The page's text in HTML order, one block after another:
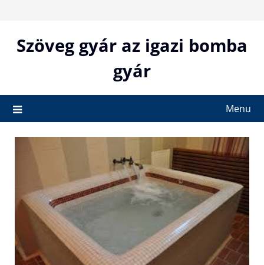
contentSzöveg gyár az igazi bomba
gyár
Menu